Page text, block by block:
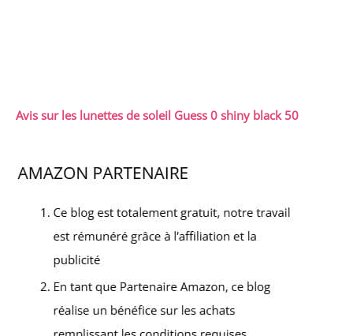
Avis sur les lunettes de soleil Guess 0 shiny black 50